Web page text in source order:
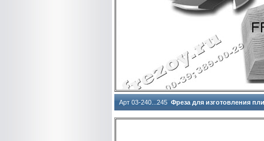
Арт 03-240...245 Фреза для изготовления